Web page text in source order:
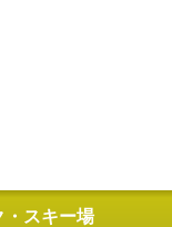
・スキー場